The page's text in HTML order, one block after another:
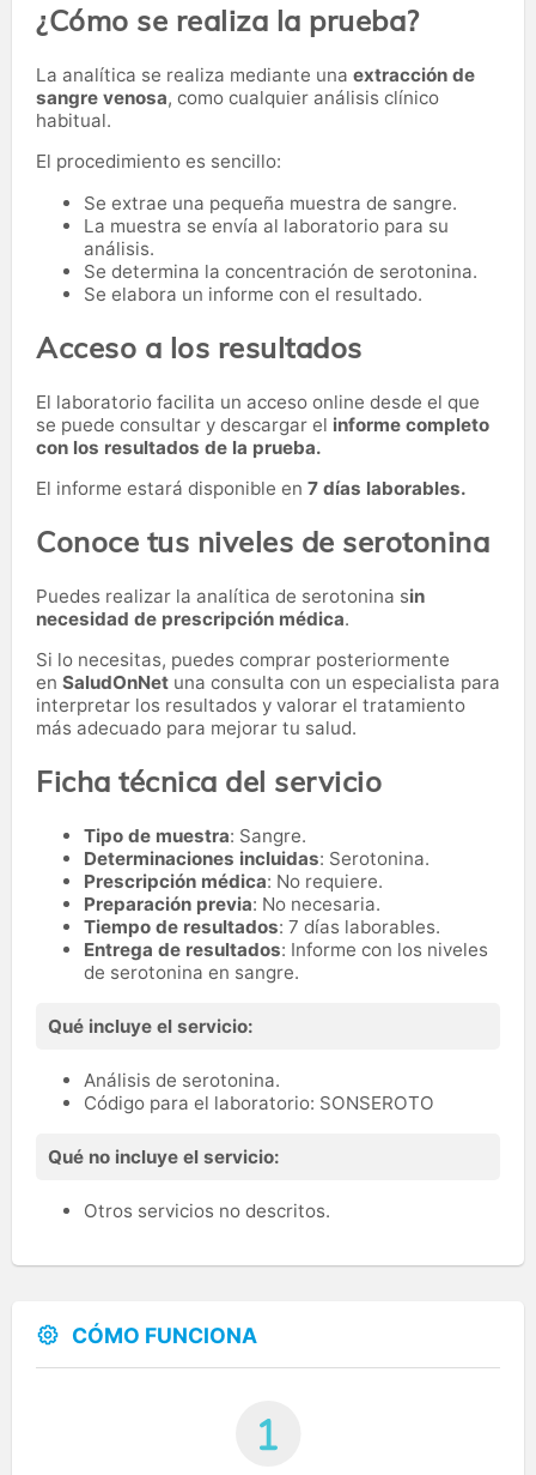
¿Cómo se realiza la prueba?
La analítica se realiza mediante una extracción de
sangre venosa, como cualquier análisis clínico
habitual.
El procedimiento es sencillo:
Se extrae una pequeña muestra de sangre.
La muestra se envía al laboratorio para su
análisis.
Se determina la concentración de serotonina.
Se elabora un informe con el resultado.
Acceso a los resultados
El laboratorio facilita un acceso online desde el que
se puede consultar y descargar el informe completo
con los resultados de la prueba.
El informe estará disponible en 7 días laborables.
Conoce tus niveles de serotonina
Puedes realizar la analítica de serotonina sin
necesidad de prescripción médica.
Si lo necesitas, puedes comprar posteriormente
en SaludOnNet una consulta con un especialista para
interpretar los resultados y valorar el tratamiento
más adecuado para mejorar tu salud.
Ficha técnica del servicio
Tipo de muestra: Sangre.
Determinaciones incluidas: Serotonina.
Prescripción médica: No requiere.
Preparación previa: No necesaria.
Tiempo de resultados: 7 días laborables.
Entrega de resultados: Informe con los niveles
de serotonina en sangre.
Qué incluye el servicio:
Análisis de serotonina.
Código para el laboratorio: SONSEROTO
Qué no incluye el servicio:
Otros servicios no descritos.
CÓMO FUNCIONA